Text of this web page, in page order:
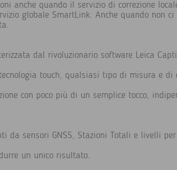
anche quando il servizio di correzione
globale SmartLink. Anche quando non
dal rivoluzionario software Leica
touch, qualsiasi tipo di misura e
con poco più di un semplice tocco,
da sensori GNSS, Stazioni Totali e livelli
un unico risultato.